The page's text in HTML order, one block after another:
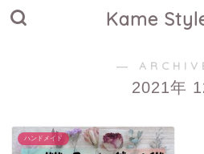
Kame
―
2021年
ハンドメイド